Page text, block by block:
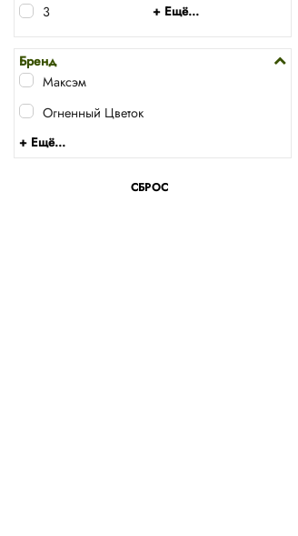
3
+ Ещё...
Бренд
Максэм
Огненный Цветок
+ Ещё...
СБРОС